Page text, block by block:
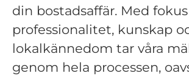
din bostadsaffär. Med
professionalitet, kunskap
lokalkännedom tar våra
genom hela processen,